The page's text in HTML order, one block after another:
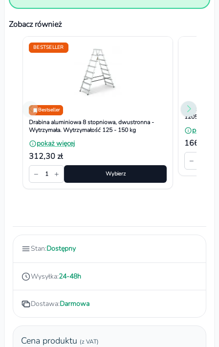
Zobacz również
BESTSELLER
Bestseller
Drabina aluminiowa 8 stopniowa, dwustronna -
Wytrzymała. Wytrzymałość 125 - 150 kg
pokaż więcej
312,30 zł
−
1 + Wybierz
Domowa
1205
pokaż
166,84 zł
−
Stan:Dostępny
Wysyłka:24-48h
Dostawa:Darmowa
Cena produktu (z VAT)